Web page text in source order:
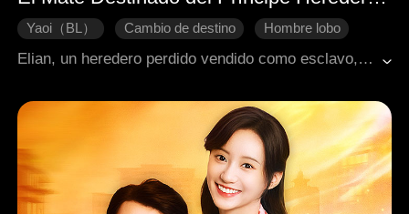
Yaoi（BL） Cambio de destino
Hombre lobo
Elian, un heredero perdido vendido como esclavo, despierta a su lobo solo para ser rechazado por su compañero destinado, Kael. Sin embargo, el Príncipe Licántropo Anthony siente el mismo vínculo y lo lleva a una isla de pruebas. Tras sobrevivir a las conspiraciones de Valeria y descubrir la verdad sobre la masacre de su familia, Elian rompe la maldición de amnesia de Anthony y marcha para recuperar su trono.